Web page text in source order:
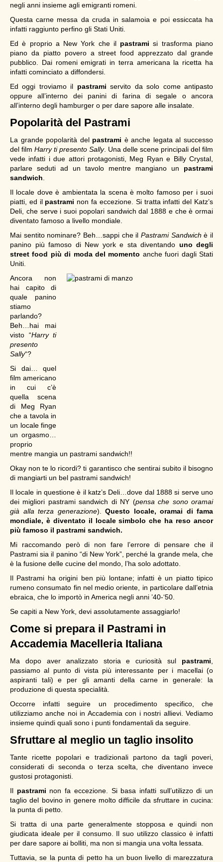
negli anni insieme agli emigranti romeni.
Questa carne messa da cruda in salamoia e poi essiccata ha
infatti raggiunto perfino gli Stati Uniti.
Ed è proprio a New York che il pastrami si trasforma piano
piano da piatto povero a street food apprezzato dal grande
pubblico. Dai romeni emigrati in terra americana la ricetta ha
infatti cominciato a diffondersi.
Ed oggi troviamo il pastrami servito da solo come antipasto
oppure all’interno dei panini di farina di segale o ancora
all’interno degli hamburger o per dare sapore alle insalate.
Popolarità del Pastrami
La grande popolarità del pastrami è anche legata al successo
del film Harry ti presento Sally. Una delle scene principali del film
vede infatti i due attori protagonisti, Meg Ryan e Billy Crystal,
parlare seduti ad un tavolo mentre mangiano un pastrami
sandwich
Il locale dove è ambientata la scena è molto famoso per i suoi
piatti, ed il pastrami non fa eccezione. Si tratta infatti del Katz’s
Deli, che serve i suoi popolari sandwich dal 1888 e che è ormai
diventato famoso a livello mondiale.
Mai sentito nominare? Beh…sappi che il Pastrami Sandwichè il
panino più famoso di New york e sta diventando uno degli
street food più di moda del momento anche fuori dagli Stati
Uniti.
Ancora non
hai capito di
quale panino
stiamo
parlando?
Beh…hai mai
visto “Harry ti
presento
Sally“?
Si dai… quel
film americano
in cui c’è
quella scena
di Meg Ryan
che a tavola in
un locale finge
un orgasmo…
proprio
mentre mangia un pastrami sandwich!!
Okay non te lo ricordi? ti garantisco che sentirai subito il bisogno
di mangiarti un bel pastrami sandwich!
Il locale in questione è il katz’s Deli…dove dal 1888 si serve uno
dei migliori pastrami sandwich di NY (pensa che sono oramai
già alla terza generazione). Questo locale, oramai di fama
mondiale, è diventato il locale simbolo che ha reso ancor
più famoso il pastrami sandwich.
Mi raccomando però di non fare l’errore di pensare che il
Pastrami sia il panino “di New York”, perché la grande mela, che
è la fusione delle cucine del mondo, l’ha solo adottato.
Il Pastrami ha origini ben più lontane; infatti è un piatto tipico
rumeno consumato fin nel medio oriente, in particolare dall’etnia
ebraica, che lo importò in America negli anni ’40-‘50.
Se capiti a New York, devi assolutamente assaggiarlo!
Come si prepara il Pastrami in
Accademia Macelleria Italiana
Ma dopo aver analizzato storia e curiosità sul pastrami
passiamo al punto di vista più interessante per i macellai (o
aspiranti tali) e per gli amanti della carne in generale: la
produzione di questa specialità.
Occorre infatti seguire un procedimento specifico, che
utilizziamo anche noi in Accademia con i nostri allievi. Vediamo
insieme quindi quali sono i punti fondamentali da seguire.
Sfruttare al meglio un taglio insolito
Tante ricette popolari e tradizionali partono da tagli poveri,
considerati di seconda o terza scelta, che diventano invece
gustosi protagonisti.
Il pastrami non fa eccezione. Si basa infatti sull’utilizzo di un
taglio del bovino in genere molto difficile da sfruttare in cucina:
la punta di petto.
Si tratta di una parte generalmente stopposa e quindi non
giudicata ideale per il consumo. Il suo utilizzo classico è infatti
per dare sapore ai bolliti, ma non si mangia una volta lessata.
Tuttavia, se la punta di petto ha un buon livello di marezzatura